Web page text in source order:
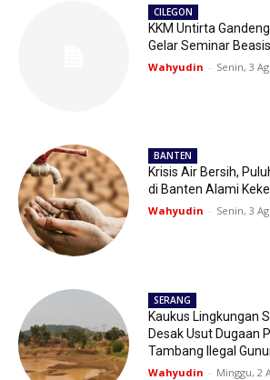
CILEGON
KKM Untirta
Gelar Seminar
Wahyudin - Senin, 3
BANTEN
Krisis Air Bersih,
di Banten Alami
Wahyudin - Senin, 3
SERANG
Kaukus Lingkungan
Desak Usut Dugaan
Tambang Ilegal
Wahyudin - Minggu, 2